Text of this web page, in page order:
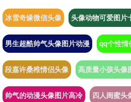
冰雪奇缘微信头像 头像动物可爱图片
男生超酷帅气头像图片动漫 qq个性情
段嘉许桑稚情侣头像 高质量小孩头像
帅气的动漫头像图片高冷 四人闺蜜头